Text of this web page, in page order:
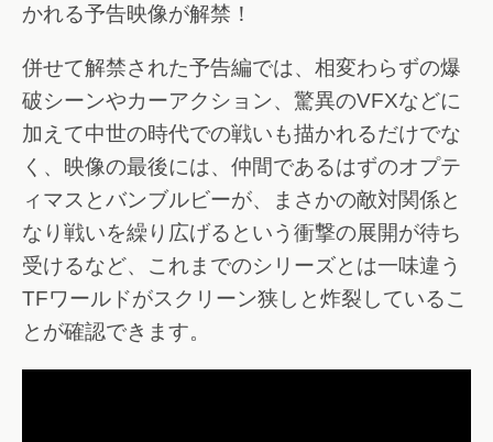
かれる予告映像が解禁！
併せて解禁された予告編では、相変わらずの爆
破シーンやカーアクション、驚異のVFXなどに
加えて中世の時代での戦いも描かれるだけでな
く、映像の最後には、仲間であるはずのオプテ
ィマスとバンブルビーが、まさかの敵対関係と
なり戦いを繰り広げるという衝撃の展開が待ち
受けるなど、これまでのシリーズとは一味違う
TFワールドがスクリーン狭しと炸裂しているこ
とが確認できます。